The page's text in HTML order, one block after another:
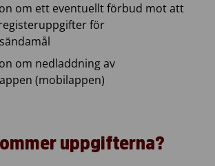
om ett eventuellt förbud mot att
för
om nedladdning av
(mobilappen)
uppgifterna?